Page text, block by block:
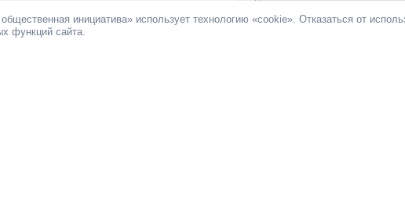
инициатива» использует технологию «cookie». Отказаться от
функций сайта.